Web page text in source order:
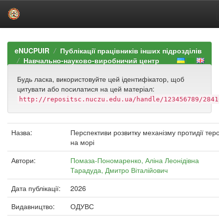
navigationeNUCPUIR
Публікації працівників інших підрозділів
Навчально-науково-виробничий центр
Будь ласка, використовуйте цей ідентифікатор, щоб
цитувати або посилатися на цей матеріал:
http://repositsc.nuczu.edu.ua/handle/123456789/
Назва:
Перспективи розвитку механізму протидії
на морі
Автори:
Помаза-Пономаренко, Аліна Леонідівна
Тарадуда, Дмитро Віталійович
Дата публікації:
2026
Видавництво:
ОДУВС